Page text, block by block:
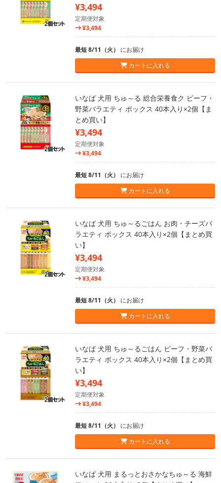
¥3,494
定期便対象
¥3,494
最短 8/11（火） にお届け
カートに入れる
いなば 犬用 ちゅ～る 総合栄養食ク ビーフ・
野菜バラエティ ボックス 40本入り×2個【ま
とめ買い】
¥3,494
定期便対象
¥3,494
最短 8/11（火） にお届け
カートに入れる
いなば 犬用 ちゅ～るごはん お肉・チーズバ
ラエティ ボックス 40本入り×2個【まとめ買
い】
¥3,494
定期便対象
¥3,494
最短 8/11（火） にお届け
カートに入れる
いなば 犬用 ちゅ～るごはん ビーフ・野菜バ
ラエティ ボックス 40本入り×2個【まとめ買
い】
¥3,494
定期便対象
¥3,494
最短 8/11（火） にお届け
カートに入れる
いなば 犬用 まるっとおさかなちゅ～る 海鮮